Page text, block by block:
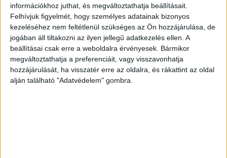
információkhoz juthat, és megváltoztathatja beállításait.
Felhívjuk figyelmét, hogy személyes adatainak bizonyos
kezeléséhez nem feltétlenül szükséges az Ön hozzájárulása, de
jogában áll tiltakozni az ilyen jellegű adatkezelés ellen. A
beállításai csak erre a weboldalra érvényesek. Bármikor
megváltoztathatja a preferenciáit, vagy visszavonhatja
hozzájárulását, ha visszatér erre az oldalra, és rákattint az oldal
alján található "Adatvédelem" gombra.
könyveimtől megválva, minden marhácskánktul
megfosztatván..." Munkáját a két magyar főúron kívül V.
Frigyes pfalzi választófejedelem, Móric, hesseni
tartománygróf, valamint nagyszombati és sárospataki
polgárok támogatták. Elkészültéről már Heidelbergben,
1620 augusztusában tudósítja a következő évben
megjelent "Imadsagos Könyveczke" olvasóit. Miután a